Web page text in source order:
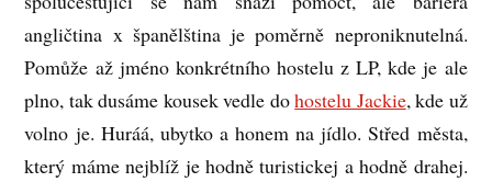
angličtina x španělština je poměrně neproniknutelná.
Pomůže až jméno konkrétního hostelu z LP, kde je ale
plno, tak dusáme kousek vedle dohostelu Jackie, kde už
volno je. Huráá, ubytko a honem na jídlo. Střed města,
který máme nejblíž je hodně turistickej a hodně drahej.